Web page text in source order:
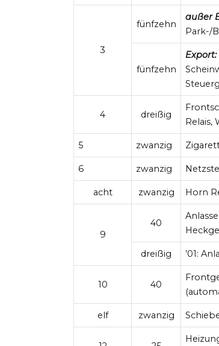
3
fünfzehn
außer
Park-/
fünfzehn
Export:
4 dreißig
Relais,
5 zwanzig
6 zwanzig
acht zwanzig Horn
9
40
dreißig ’01:
10 40
elf zwanzig